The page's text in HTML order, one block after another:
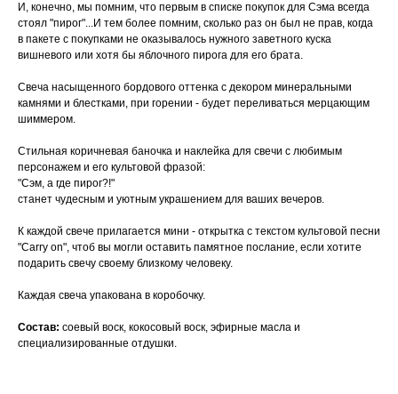
И, конечно, мы помним, что первым в списке покупок для Сэма всегда
стоял "пирог"...И тем более помним, сколько раз он был не прав, когда
в пакете с покупками не оказывалось нужного заветного куска
вишневого или хотя бы яблочного пирога для его брата.
Свеча насыщенного бордового оттенка с декором минеральными
камнями и блестками, при горении - будет переливаться мерцающим
шиммером.
Стильная коричневая баночка и наклейка для свечи с любимым
персонажем и его культовой фразой:
"Сэм, а где пирог?!"
станет чудесным и уютным украшением для ваших вечеров.
К каждой свече прилагается мини - открытка с текстом культовой песни
"Carry on", чтоб вы могли оставить памятное послание, если хотите
подарить свечу своему близкому человеку.
Каждая свеча упакована в коробочку.
Состав: соевый воск, кокосовый воск, эфирные масла и
специализированные отдушки.